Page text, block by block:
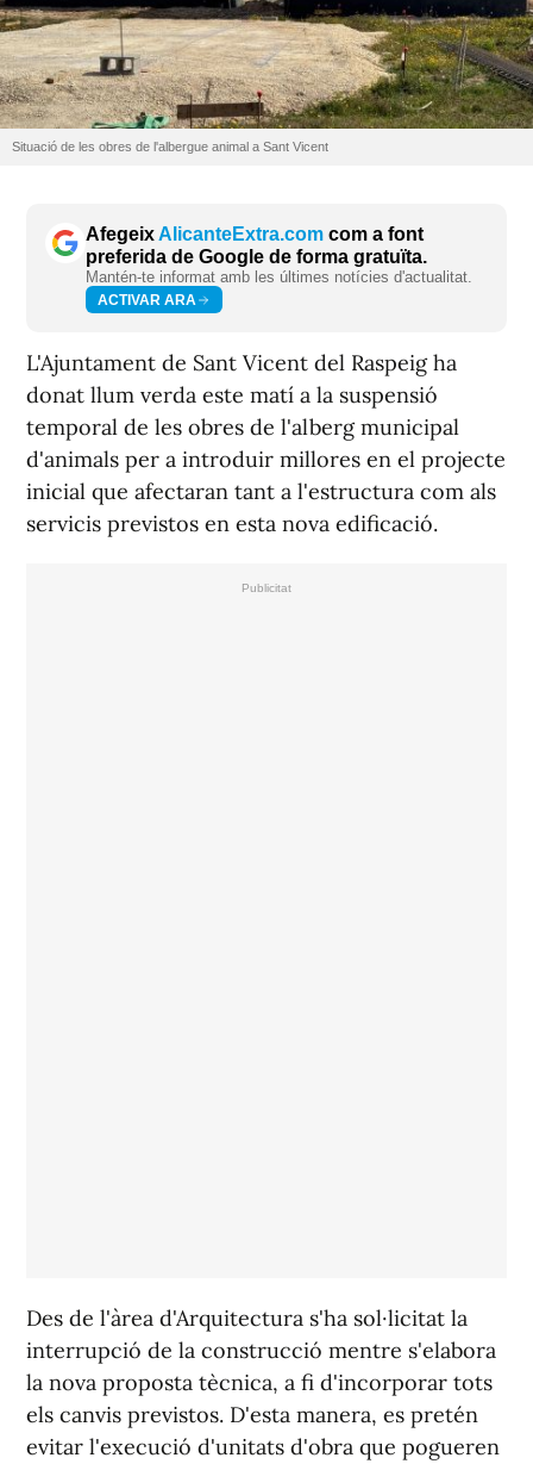
Situació de les obres de l'albergue animal a Sant Vicent
AfegeixAlicanteExtra.com com a font
preferida de Google de forma gratuïta.
Mantén-te informat amb les últimes notícies d'actualitat.
ACTIVAR ARA
L'Ajuntament de Sant Vicent del Raspeig ha
donat llum verda este matí a la suspensió
temporal de les obres de l'alberg municipal
d'animals per a introduir millores en el projecte
inicial que afectaran tant a l'estructura com als
servicis previstos en esta nova edificació.
Des de l'àrea d'Arquitectura s'ha sol·licitat la
interrupció de la construcció mentre s'elabora
la nova proposta tècnica, a fi d'incorporar tots
els canvis previstos. D'esta manera, es pretén
evitar l'execució d'unitats d'obra que pogueren